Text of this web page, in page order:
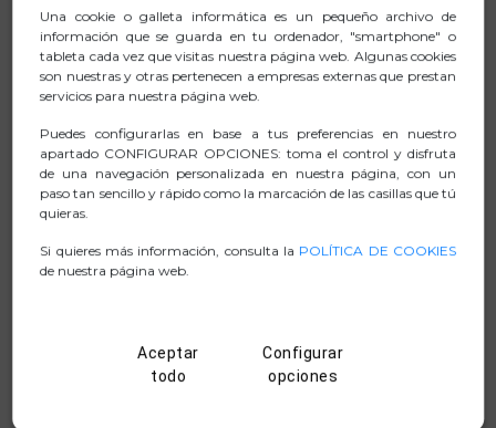
fiable y sin interferencias
Diseño ergonómico: gracias a su línea, el ratón tiene un
agarre cómodo y se adapta perfectamente a tus manos
ayudarán a no preocuparte por molestar a otros a tu
alrededor, ya que reduce el sonido hasta un 90 %.
Tecnología óptica 1200 dpi
cualquier dispositivo con puerto USB. Simplemente
inserte el receptor en el puerto USB y el ratón
Una cookie o galleta informática es un pequeño archivo de
información que se guarda en tu ordenador, "smartphone" o
tableta cada vez que visitas nuestra página web. Algunas cookies
son nuestras y otras pertenecen a empresas externas que prestan
servicios para nuestra página web.
Puedes configurarlas en base a tus preferencias en nuestro
apartado CONFIGURAR OPCIONES: toma el control y disfruta
de una navegación personalizada en nuestra página, con un
paso tan sencillo y rápido como la marcación de las casillas que tú
quieras.
Si quieres más información, consulta la POLÍTICA DE COOKIES
de nuestra página web.
Aceptar
todo
Configurar
opciones